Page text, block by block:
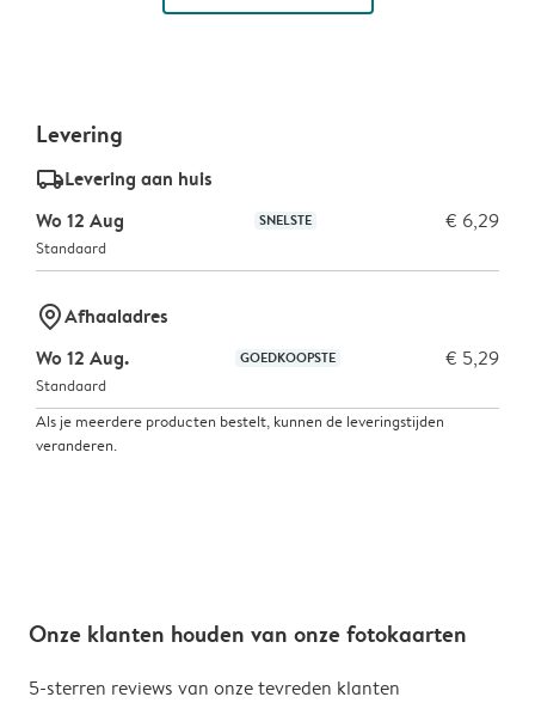
Levering
delivery_standard_v2Levering aan huis
Wo 12 Aug
SNELSTE € 6,29
Standaard
marker-pinAfhaaladres
Wo 12 Aug.
GOEDKOOPSTE € 5,29
Standaard
Als je meerdere producten bestelt, kunnen de leveringstijden
veranderen.
Onze klanten houden van onze fotokaarten
5-sterren reviews van onze tevreden klanten